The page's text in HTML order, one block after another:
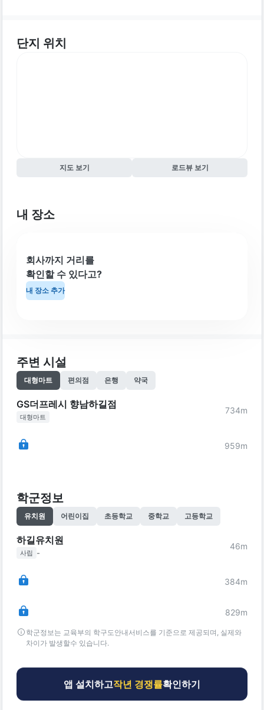
단지 위치
지도 보기 로드뷰 보기
내 장소
회사까지 거리를
확인할 수 있다고?
내 장소 추가
주변 시설
대형마트 편의점 은행 약국
GS더프레시 향남하길점
대형마트
734m
959m
학군정보
유치원 어린이집 초등학교 중학교 고등학교
하길유치원
사립 -
46m
384m
829m
학군정보는 교육부의 학구도안내서비스를 기준으로 제공되며, 실제와
차이가 발생할수 있습니다.
앱 설치하고작년 경쟁률확인하기